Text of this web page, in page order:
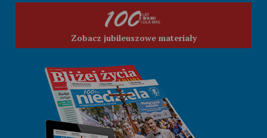
Zobacz jubileuszowe materiały